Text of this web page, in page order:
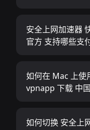
安全上网加速器
官方 支持哪些支
如何在 Mac 上使
vpnapp 下载 中
如何切换 安全上